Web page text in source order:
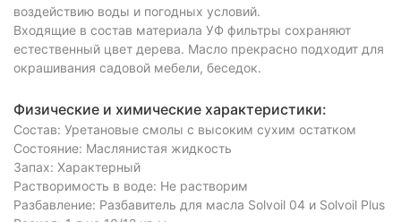
воздействию воды и погодных условий.
Входящие в состав материала УФ фильтры сохраняют
естественный цвет дерева. Масло прекрасно подходит для
окрашивания садовой мебели, беседок.
Физические и химические характеристики:
Состав: Уретановые смолы с высоким сухим остатком
Состояние: Маслянистая жидкость
Запах: Характерный
Растворимость в воде: Не растворим
Разбавление: Разбавитель для масла Solvoil 04 и Solvoil Plus